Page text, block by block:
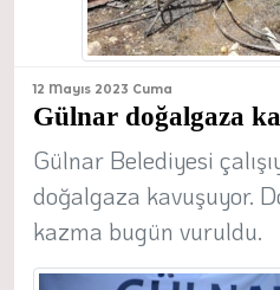
12 Mayıs 2023 Cuma
Gülnar doğalgaza
Gülnar Belediyesi
doğalgaza kavuşuyor.
kazma bugün vuruldu.